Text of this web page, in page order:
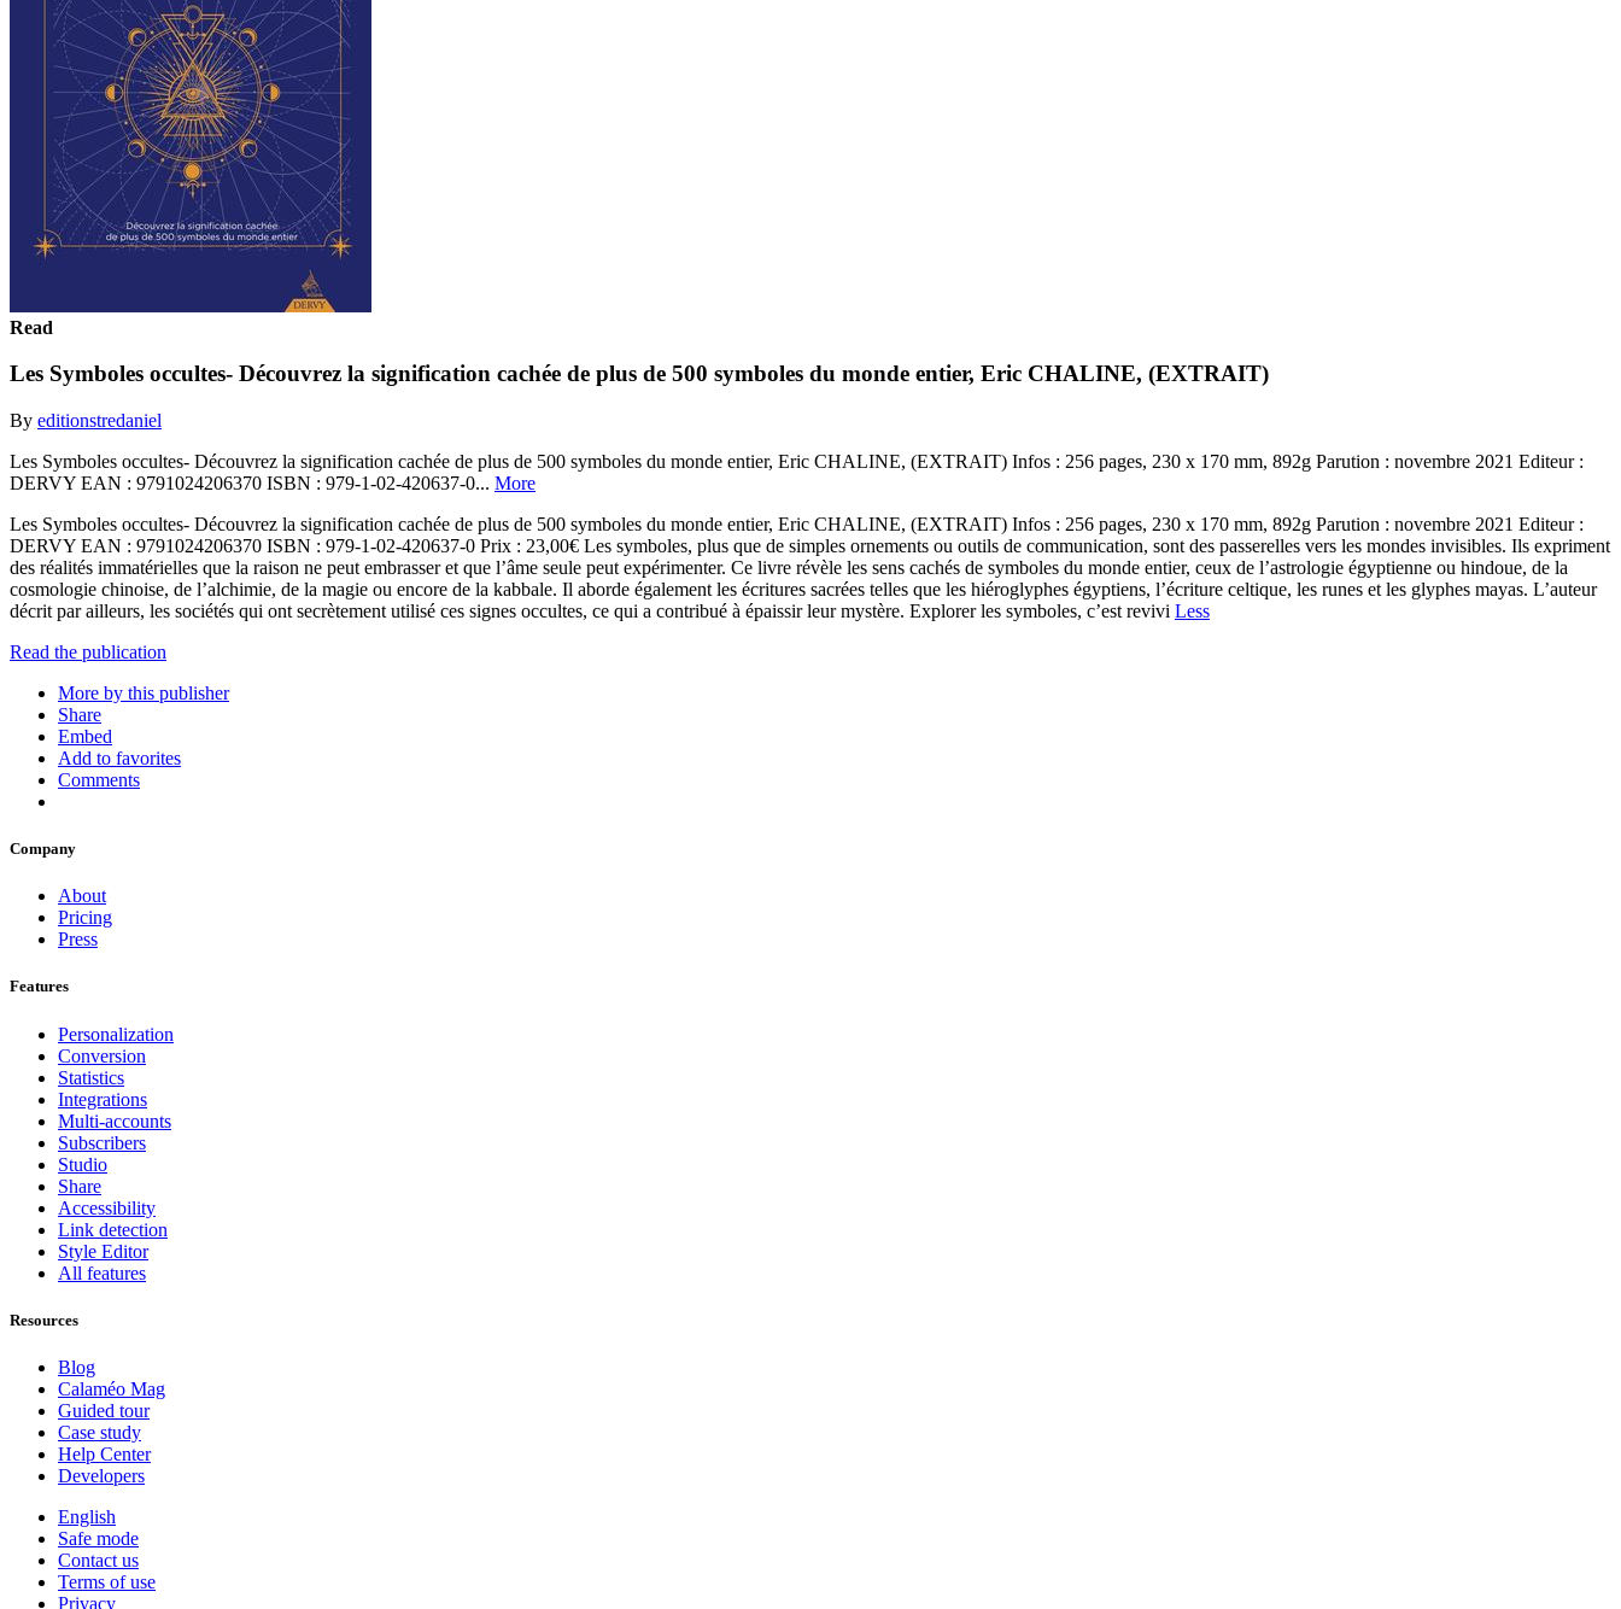
Read
Les Symboles occultes- Découvrez la signification cachée de plus de 500 symboles du monde entier, Eric CHALINE, (EXTRAIT)
By editionstredaniel
Les Symboles occultes- Découvrez la signification cachée de plus de 500 symboles du monde entier, Eric CHALINE, (EXTRAIT) Infos : 256 pages, 230 x 170 mm, 892g Parution : novembre 2021 Editeur :
DERVY EAN : 9791024206370 ISBN : 979-1-02-420637-0... More
Les Symboles occultes- Découvrez la signification cachée de plus de 500 symboles du monde entier, Eric CHALINE, (EXTRAIT) Infos : 256 pages, 230 x 170 mm, 892g Parution : novembre 2021 Editeur :
DERVY EAN : 9791024206370 ISBN : 979-1-02-420637-0 Prix : 23,00€ Les symboles, plus que de simples ornements ou outils de communication, sont des passerelles vers les mondes invisibles. Ils expriment
des réalités immatérielles que la raison ne peut embrasser et que l’âme seule peut expérimenter. Ce livre révèle les sens cachés de symboles du monde entier, ceux de l’astrologie égyptienne ou hindoue, de la
cosmologie chinoise, de l’alchimie, de la magie ou encore de la kabbale. Il aborde également les écritures sacrées telles que les hiéroglyphes égyptiens, l’écriture celtique, les runes et les glyphes mayas. L’auteur
décrit par ailleurs, les sociétés qui ont secrètement utilisé ces signes occultes, ce qui a contribué à épaissir leur mystère. Explorer les symboles, c’est revivi Less
Read the publication
More by this publisher
Share
Embed
Add to favorites
Comments
Company
About
Pricing
Press
Features
Personalization
Conversion
Statistics
Integrations
Multi-accounts
Subscribers
Studio
Share
Accessibility
Link detection
Style Editor
All features
Resources
Blog
Calaméo Mag
Guided tour
Case study
Help Center
Developers
English
Safe mode
Contact us
Terms of use
Privacy